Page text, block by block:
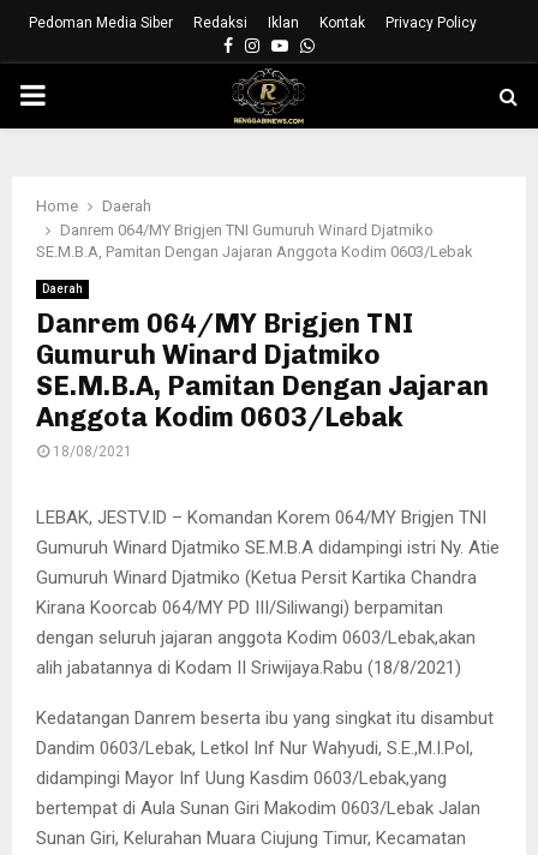
Pedoman Media Siber Redaksi Iklan Kontak Privacy Policy
Facebook
Instagram
YoutubeWhatsapp
PRIMARY
Home
Daerah
Danrem 064/MY Brigjen TNI Gumuruh Winard Djatmiko
SE.M.B.A, Pamitan Dengan Jajaran Anggota Kodim 0603/Lebak
Daerah
Danrem 064/MY Brigjen TNI
Gumuruh Winard Djatmiko
SE.M.B.A, Pamitan Dengan Jajaran
Anggota Kodim 0603/Lebak
18/08/2021
LEBAK, JESTV.ID – Komandan Korem 064/MY Brigjen TNI
Gumuruh Winard Djatmiko SE.M.B.A didampingi istri Ny. Atie
Gumuruh Winard Djatmiko (Ketua Persit Kartika Chandra
Kirana Koorcab 064/MY PD III/Siliwangi) berpamitan
dengan seluruh jajaran anggota Kodim 0603/Lebak,akan
alih jabatannya di Kodam II Sriwijaya.Rabu (18/8/2021)
Kedatangan Danrem beserta ibu yang singkat itu disambut
Dandim 0603/Lebak, Letkol Inf Nur Wahyudi, S.E.,M.I.Pol,
didampingi Mayor Inf Uung Kasdim 0603/Lebak,yang
bertempat di Aula Sunan Giri Makodim 0603/Lebak Jalan
Sunan Giri, Kelurahan Muara Ciujung Timur, Kecamatan